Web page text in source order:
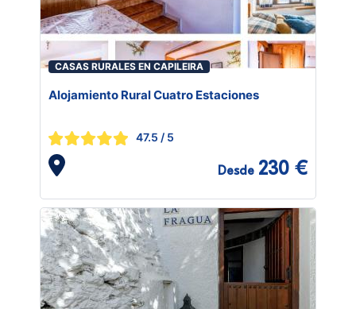
CASAS RURALES EN CAPILEIRA
Alojamiento Rural Cuatro Estaciones
47.5 / 5
Desde 230 €